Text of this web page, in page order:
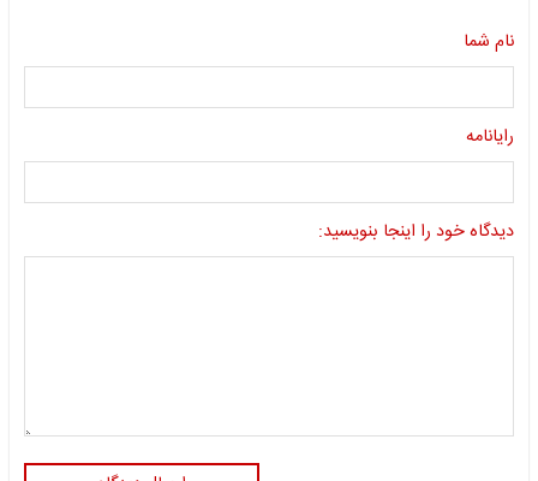
نام شما
رایانامه
دیدگاه خود را اینجا بنویسید: